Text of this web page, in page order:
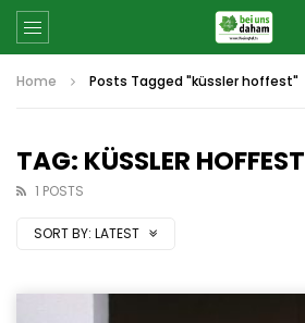
Home Posts Tagged "küssler hoffest"
TAG: KÜSSLER HOFFEST
1 POSTS
SORT BY: LATEST